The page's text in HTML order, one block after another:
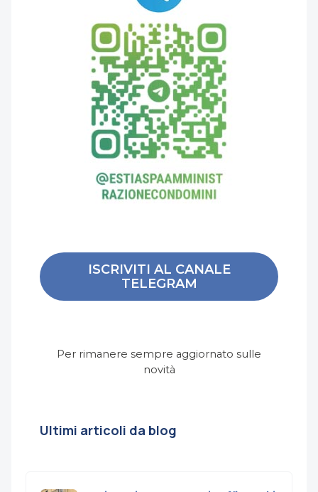
ISCRIVITI AL CANALE
TELEGRAM
Per rimanere sempre aggiornato sulle
novità
Ultimi articoli da blog